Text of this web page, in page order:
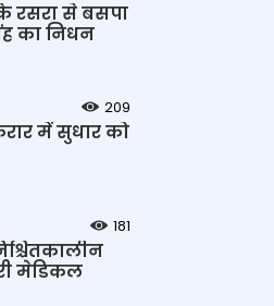
रसरा से बसपा
का निधन
209
में सुधार को
181
मेडिकल